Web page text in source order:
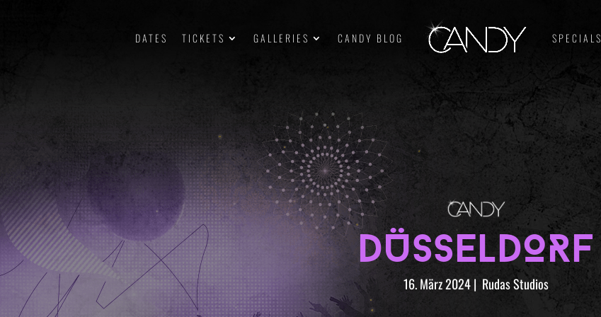
DATES TICKETS GALLERIES CANDY BLOG SPECIALS
DÜSSELDORF
16. März 2024| Rudas Studios